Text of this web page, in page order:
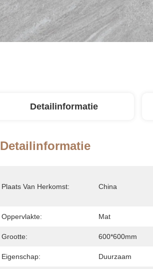
Detailinformatie
Detailinformatie
Plaats Van Herkomst: China
Oppervlakte: Mat
Grootte: 600*600mm
Eigenschap: Duurzaam